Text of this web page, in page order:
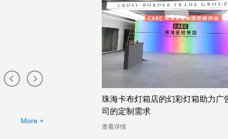
More +
珠海卡布灯箱店的幻彩灯箱助力广
司的定制需求
查看详情